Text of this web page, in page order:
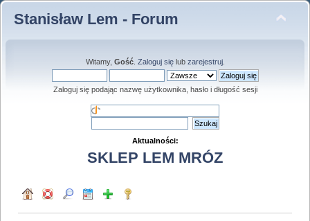
Stanisław Lem - Forum
Witamy, Gość. Zaloguj sięlub zarejestruj.
Zaloguj się podając nazwę użytkownika, hasło i długość sesji
Aktualności:
SKLEP LEM MRÓZ